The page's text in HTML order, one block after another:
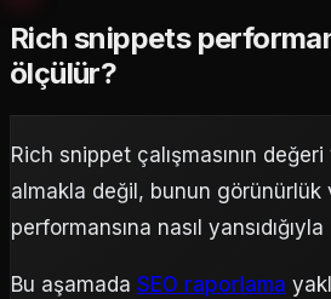
Rich snippets
ölçülür?
Rich snippet çalışmasının
almakla değil, bunun görünürlük
performansına nasıl yansıdığıyla
Bu aşamada SEO raporlama